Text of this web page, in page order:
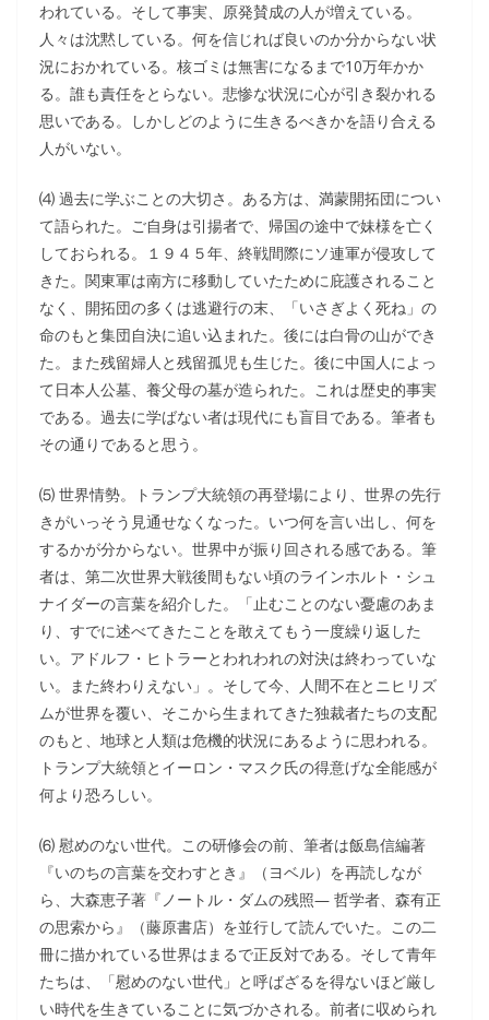
われている。そして事実、原発賛成の人が増えている。
人々は沈黙している。何を信じれば良いのか分からない状
況におかれている。核ゴミは無害になるまで10万年かか
る。誰も責任をとらない。悲惨な状況に心が引き裂かれる
思いである。しかしどのように生きるべきかを語り合える
人がいない。
⑷ 過去に学ぶことの大切さ。ある方は、満蒙開拓団につい
て語られた。ご自身は引揚者で、帰国の途中で妹様を亡く
しておられる。１９４５年、終戦間際にソ連軍が侵攻して
きた。関東軍は南方に移動していたために庇護されること
なく、開拓団の多くは逃避行の末、「いさぎよく死ね」の
命のもと集団自決に追い込まれた。後には白骨の山ができ
た。また残留婦人と残留孤児も生じた。後に中国人によっ
て日本人公墓、養父母の墓が造られた。これは歴史的事実
である。過去に学ばない者は現代にも盲目である。筆者も
その通りであると思う。
⑸ 世界情勢。トランプ大統領の再登場により、世界の先行
きがいっそう見通せなくなった。いつ何を言い出し、何を
するかが分からない。世界中が振り回される感である。筆
者は、第二次世界大戦後間もない頃のラインホルト・シュ
ナイダーの言葉を紹介した。「止むことのない憂慮のあま
り、すでに述べてきたことを敢えてもう一度繰り返した
い。アドルフ・ヒトラーとわれわれの対決は終わっていな
い。また終わりえない」。そして今、人間不在とニヒリズ
ムが世界を覆い、そこから生まれてきた独裁者たちの支配
のもと、地球と人類は危機的状況にあるように思われる。
トランプ大統領とイーロン・マスク氏の得意げな全能感が
何より恐ろしい。
⑹ 慰めのない世代。この研修会の前、筆者は飯島信編著
『いのちの言葉を交わすとき』（ヨベル）を再読しなが
ら、大森恵子著『ノートル・ダムの残照― 哲学者、森有正
の思索から』（藤原書店）を並行して読んでいた。この二
冊に描かれている世界はまるで正反対である。そして青年
たちは、「慰めのない世代」と呼ばざるを得ないほど厳し
い時代を生きていることに気づかされる。前者に収められ